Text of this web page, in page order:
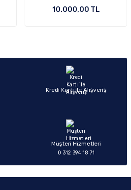
Ön/Arka Takımlar10.000,00 TL
Kredi Kartı ile Alışveriş
Müşteri Hizmetleri
0 312 394 18 71